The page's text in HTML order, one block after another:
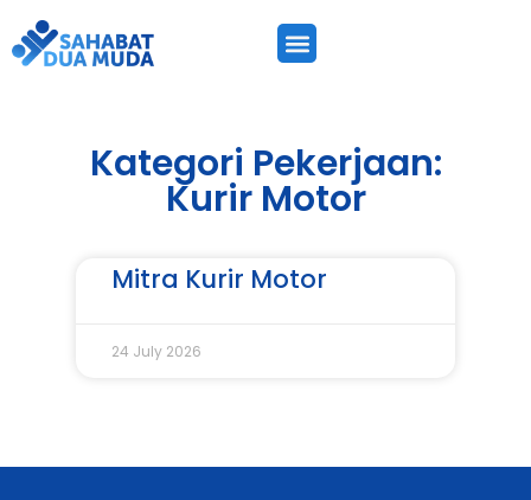
Kategori Pekerjaan:
Kurir Motor
Mitra Kurir Motor
24 July 2026